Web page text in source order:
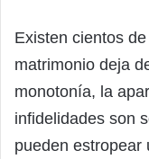
Existen cientos
matrimonio deja
monotonía, la
infidelidades son
pueden estropear